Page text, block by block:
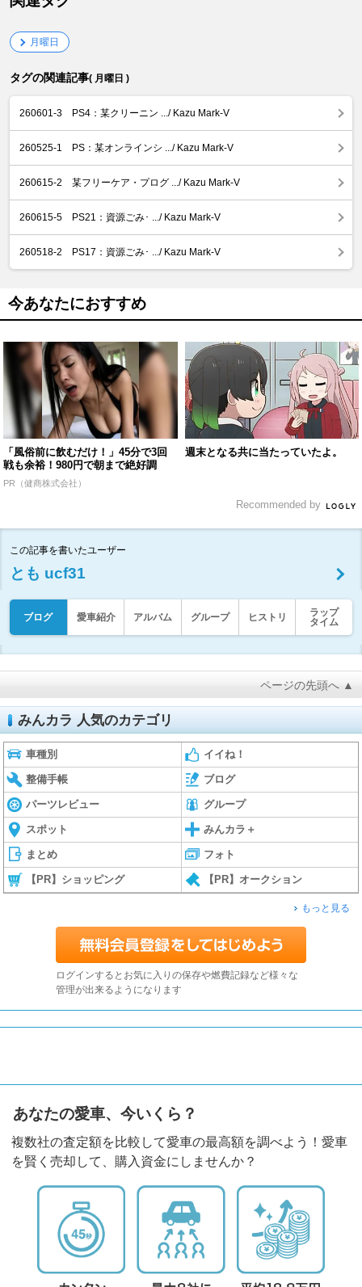
月曜日
タグの関連記事( 月曜日 )
260601-3 PS4：某クリーニン .../ Kazu Mark-V
260525-1 PS：某オンラインシ .../ Kazu Mark-V
260615-2 某フリーケア・プログ .../ Kazu Mark-V
260615-5 PS21：資源ごみ･ .../ Kazu Mark-V
260518-2 PS17：資源ごみ･ .../ Kazu Mark-V
今あなたにおすすめ
「風俗前に飲むだけ！」45分で3回
戦も余裕！980円で朝まで絶好調
PR（健商株式会社）
週末となる共に当たっていたよ。
Recommended by
この記事を書いたユーザー
とも ucf31
ブログ 愛車紹介 アルバム グループ ヒストリ
ラップ
タイム
ページの先頭へ ▲
みんカラ 人気のカテゴリ
車種別 イイね！
整備手帳 ブログ
パーツレビュー グループ
スポット みんカラ＋
まとめ フォト
【PR】ショッピング 【PR】オークション
もっと見る
ログインするとお気に入りの保存や燃費記録など様々な
管理が出来るようになります
あなたの愛車、今いくら？
複数社の査定額を比較して愛車の最高額を調べよう！愛車
を賢く売却して、購入資金にしませんか？